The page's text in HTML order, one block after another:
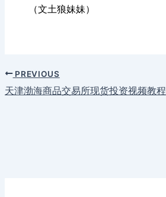
（文土狼妹妹）
PREVIOUS
天津渤海商品交易所现货投资视频教程